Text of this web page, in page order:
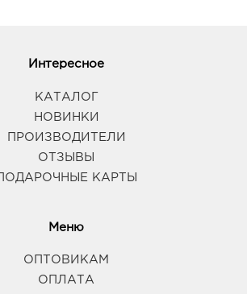
Интересное
КАТАЛОГ
НОВИНКИ
ПРОИЗВОДИТЕЛИ
ОТЗЫВЫ
ПОДАРОЧНЫЕ КАРТЫ
Меню
ОПТОВИКАМ
ОПЛАТА